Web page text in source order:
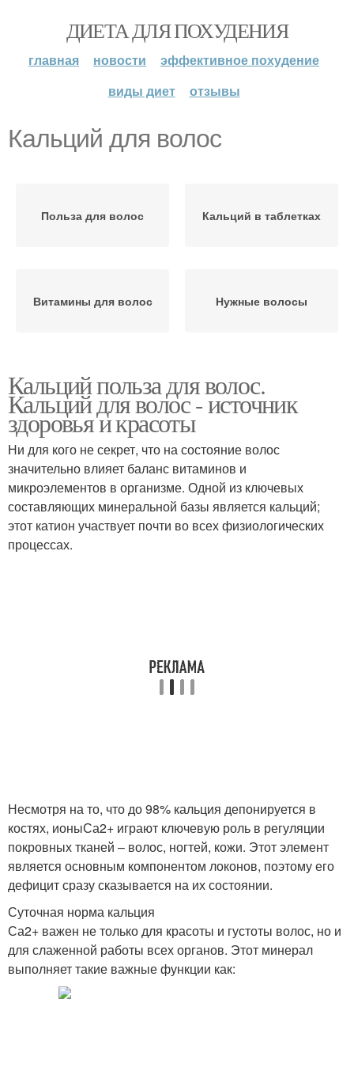
ДИЕТА ДЛЯ ПОХУДЕНИЯ
главная новости
эффективное похудение
виды диет
отзывы
Кальций для волос
Польза для волос Кальций в таблетках
Витамины для волос Нужные волосы
Кальций польза для волос.
Кальций для волос - источник
здоровья и красоты
Ни для кого не секрет, что на состояние волос
значительно влияет баланс витаминов и
микроэлементов в организме. Одной из ключевых
составляющих минеральной базы является кальций;
этот катион участвует почти во всех физиологических
процессах.
Несмотря на то, что до 98% кальция депонируется в
костях, ионыСа2+ играют ключевую роль в регуляции
покровных тканей – волос, ногтей, кожи. Этот элемент
является основным компонентом локонов, поэтому его
дефицит сразу сказывается на их состоянии.
Суточная норма кальция
Са2+ важен не только для красоты и густоты волос, но и
для слаженной работы всех органов. Этот минерал
выполняет такие важные функции как: